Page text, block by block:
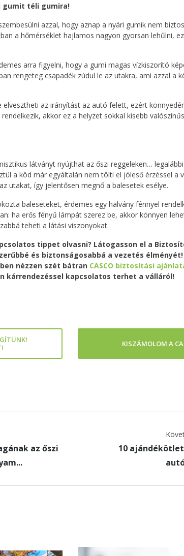
gumit téli gumira!
azzal, hogy aznap a nyári gumik nem
a hőmérséklet hajlamos nagyon gyorsan lehűlni,
arra figyelni, hogy a gumi magas vízkiszorító
rengeteg csapadék zúdul le az utakra, ami azzal a
az irányítást az autó felett, ezért
akkor ez a helyzet sokkal kisebb
látványt nyújthat az őszi reggeleken…
a köd már egyáltalán nem tölti el jóleső érzéssel a
utakat, így jelentősen megnő a balesetek esélye.
baleseteket, érdemes egy halvány fénnyel
ha erős fényű lámpát szerez be, akkor könnyen
teheti a látási viszonyokat.
tippet olvasni? Látogasson el a
és biztonságosabbá a vezetés
nézzen szét bátran CASCO biztosítási
kárrendezéssel kapcsolatos terhet a válláról!
KISZÁMOLOM A
az őszi
10